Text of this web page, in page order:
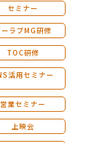
セミナー
ーラブMG研修
TOC研修
活用セミナー
営業セミナー
上映会